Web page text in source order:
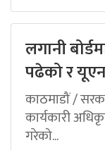
लगानी
पढेको र
काठमाडौं /
कार्यकारी
गरेको...